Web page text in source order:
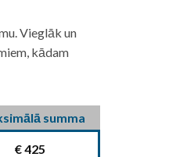
Vieglāk un
kādam
summa
€ 425